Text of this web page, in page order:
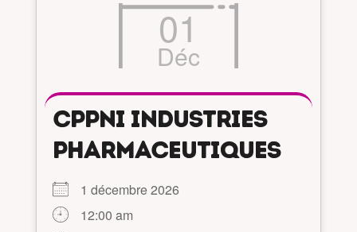
01
Déc
CPPNI INDUSTRIES
PHARMACEUTIQUES
1 décembre 2026
12:00 am